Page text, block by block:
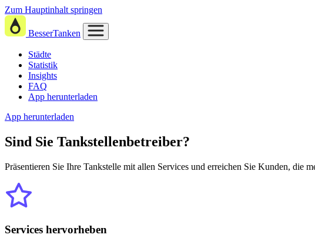
Zum Hauptinhalt springen
BesserTanken
Städte
Statistik
Insights
FAQ
App herunterladen
App herunterladen
Sind Sie Tankstellenbetreiber?
Präsentieren Sie Ihre Tankstelle mit allen Services und erreichen Sie Kunden, die
Services hervorheben